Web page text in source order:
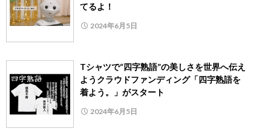
てるよ！
2024年6月5日
Tシャツで“四字熟語”の美しさを世界へ伝え
ようクラウドファンディング「四字熟語を
着よう。」がスタート
2024年6月5日